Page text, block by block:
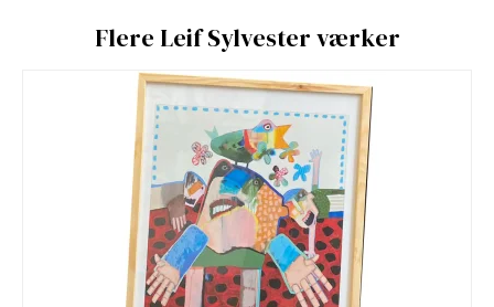
Flere Leif Sylvester værker